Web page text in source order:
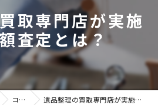
取専門店が実施
査定とは？
コラム 遺品整理の買取専門店が実施する高額査定とは？